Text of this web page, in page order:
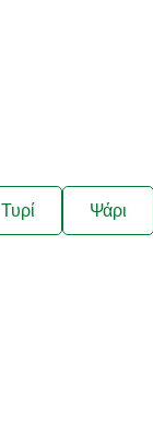
Τυρί Ψάρι